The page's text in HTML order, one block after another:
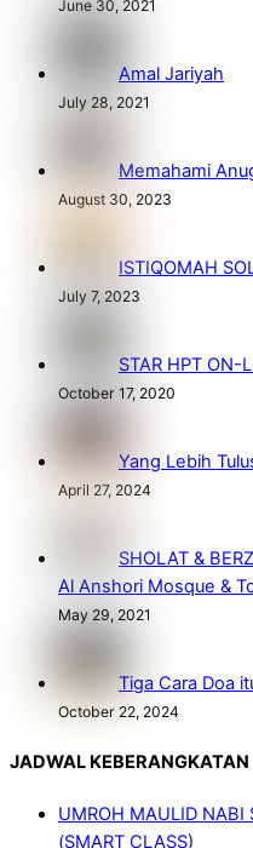
June 30, 2021
Amal Jariyah
July 28, 2021
Memahami
August 30, 2023
ISTIQOMAH
July 7, 2023
STAR HPT ON-
October 17, 2020
Yang Lebih
April 27, 2024
SHOLAT &
Al Anshori Mosque &
May 29, 2021
Tiga Cara Doa
October 22, 2024
JADWAL KEBERANGKATAN
UMROH MAULID NABI
(SMART CLASS)